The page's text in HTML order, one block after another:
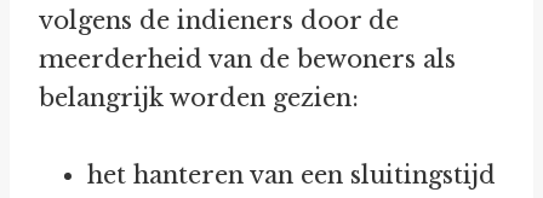
volgens de indieners door de
meerderheid van de bewoners als
belangrijk worden gezien:
het hanteren van een sluitingstijd